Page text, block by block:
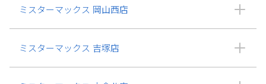
ミスターマックス 岡山西店
ミスターマックス 吉塚店